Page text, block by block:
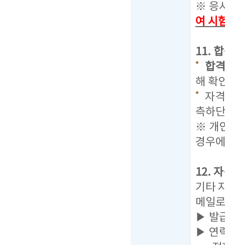
※ 응
여 시
11.
합
해 확
자
측하
※ 개
경우
12.
기타
메일
▶ 발
▶ 연